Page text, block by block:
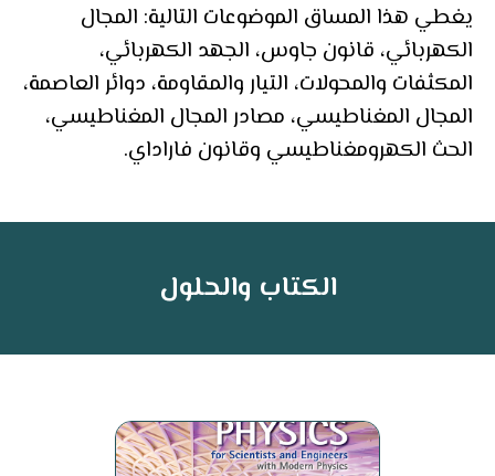
يغطي هذا المساق الموضوعات التالية: المجال
الكهربائي، قانون جاوس، الجهد الكهربائي،
المكثفات والمحولات، التيار والمقاومة، دوائر العاصمة،
المجال المغناطيسي، مصادر المجال المغناطيسي،
الحث الكهرومغناطيسي وقانون فاراداي.
الكتاب والحلول